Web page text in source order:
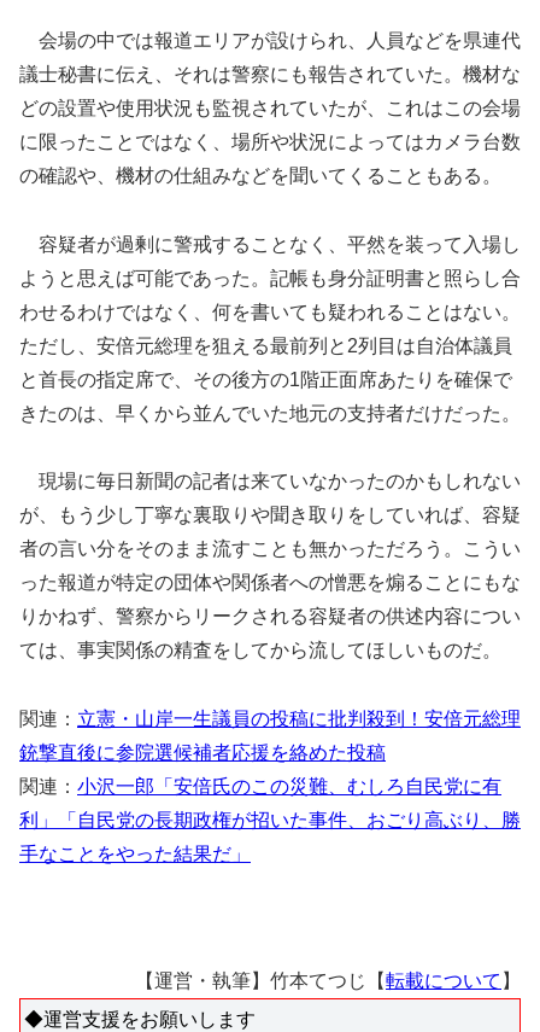
会場の中では報道エリアが設けられ、人員などを県連代
議士秘書に伝え、それは警察にも報告されていた。機材な
どの設置や使用状況も監視されていたが、これはこの会場
に限ったことではなく、場所や状況によってはカメラ台数
の確認や、機材の仕組みなどを聞いてくることもある。
容疑者が過剰に警戒することなく、平然を装って入場し
ようと思えば可能であった。記帳も身分証明書と照らし合
わせるわけではなく、何を書いても疑われることはない。
ただし、安倍元総理を狙える最前列と2列目は自治体議員
と首長の指定席で、その後方の1階正面席あたりを確保で
きたのは、早くから並んでいた地元の支持者だけだった。
現場に毎日新聞の記者は来ていなかったのかもしれない
が、もう少し丁寧な裏取りや聞き取りをしていれば、容疑
者の言い分をそのまま流すことも無かっただろう。こうい
った報道が特定の団体や関係者への憎悪を煽ることにもな
りかねず、警察からリークされる容疑者の供述内容につい
ては、事実関係の精査をしてから流してほしいものだ。
関連： 立憲・山岸一生議員の投稿に批判殺到！安倍元総理
銃撃直後に参院選候補者応援を絡めた投稿
関連： 小沢一郎「安倍氏のこの災難、むしろ自民党に有
利」「自民党の長期政権が招いた事件、おごり高ぶり、勝
手なことをやった結果だ」
【運営・執筆】竹本てつじ【転載について 】
◆運営支援をお願いします